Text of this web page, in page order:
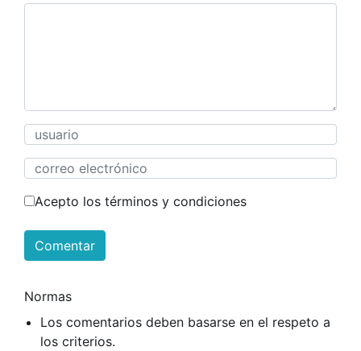
Acepto los términos y condiciones
Comentar
Normas
Los comentarios deben basarse en el respeto a
los criterios.